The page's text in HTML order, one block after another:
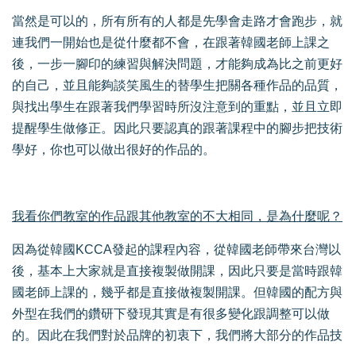
當然是可以的，所有所有的人都是先學會走路才會跑步，就
連我們一開始也是從什麼都不會，在跟著韓國老師上課之
後，一步一腳印的練習與解決問題，才能夠成為比之前更好
的自己，並且能夠談笑風生的替學生把關各種作品的品質，
與找出學生在跟著我們學習時所沒注意到的重點，並且立即
提醒學生做修正。因此只要認真的跟著課程中的腳步把技術
學好，你也可以做出很好的作品的。
我看你們教室的作品跟其他教室的不大相同，是為什麼呢？
因為從韓國KCCA發起的課程內容，從韓國老師帶來台灣以
後，基本上大家就是直接複製做開課，因此只要是當時跟韓
國老師上課的，幾乎都是直接做複製開課。但韓國的配方與
外型在我們的鑽研下發現其實是有很多變化跟調整可以做
的。因此在我們對於品牌的初衷下，我們將大部分的作品技